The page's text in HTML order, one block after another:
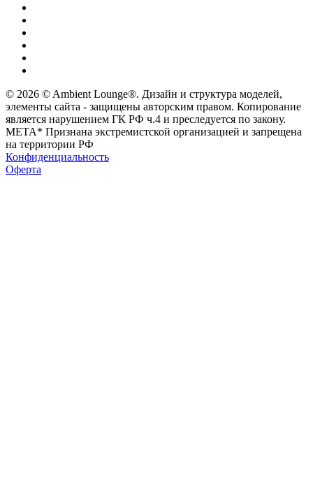
© 2026 © Ambient Lounge®. Дизайн и структура моделей,
элементы сайта - защищены авторским правом. Копирование
является нарушением ГК РФ ч.4 и преследуется по закону.
МЕТА* Признана экстремистской организацией и запрещена
на территории РФ
Конфиденциальность
Оферта